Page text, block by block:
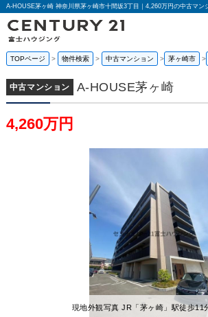
TOPページ 物件検索 中古マンション 茅ヶ崎市
中古マンション A-HOUSE茅ヶ崎
4,260万円
現地外観写真 JR「茅ヶ崎」駅徒歩11